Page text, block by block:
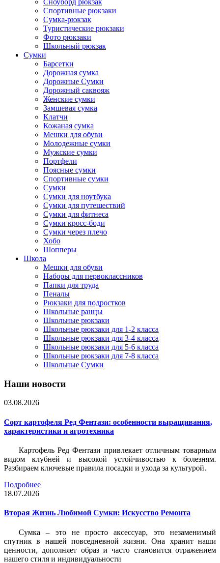
Сноуборд рюкзак
Спортивные рюкзаки
Сумка-рюкзак
Туристические рюкзаки
Фото рюкзаки
Школьный рюкзак
Сумки
Барсетки
Дорожная сумка
Дорожные Сумки
Дорожный саквояж
Женские сумки
Замшевая сумка
Клатчи
Кожаная сумка
Мешки для обуви
Молодежные сумки
Мужские сумки
Портфели
Поясные сумки
Спортивные сумки
Сумки
Сумки для ноутбука
Сумки для путешествий
Сумки для фитнеса
Сумки кросс-боди
Сумки через плечо
Хобо
Шопперы
Школа
Мешки для обуви
Наборы для первоклассников
Папки для труда
Пеналы
Рюкзаки для подростков
Школьные ранцы
Школьные рюкзаки
Школьные рюкзаки для 1-2 класса
Школьные рюкзаки для 3-4 класса
Школьные рюкзаки для 5-6 класса
Школьные рюкзаки для 7-8 класса
Школьные Сумки
Наши новости
03.08.2026
Сорт картофеля Ред Фентази: особенности выращивания,
характеристики и агротехника
Картофель Ред Фентази привлекает отличным товарным
видом клубней и высокой устойчивостью к болезням.
Разбираем ключевые правила посадки и ухода за культурой.
Подробнее
18.07.2026
Вторая Жизнь Любимой Сумки: Искусство Ремонта
Сумка – это не просто аксессуар, это незаменимый
спутник в нашей повседневной жизни. Она хранит наши
ценности, дополняет образ и часто становится отражением
нашего стиля и индивидуальности